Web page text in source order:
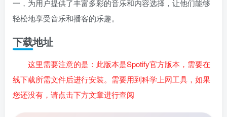
一，为用户提供了丰富多彩的音乐和内容选择，让他们能够
轻松地享受音乐和播客的乐趣。
下载地址
这里需要注意的是：此版本是Spotify官方版本，需要在
线下载所需文件后进行安装。需要用到科学上网工具，如果
您还没有，请点击下方文章进行查阅